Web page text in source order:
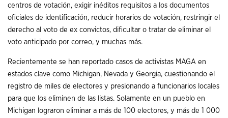
centros de votación, exigir inéditos requisitos a los documentos
oficiales de identificación, reducir horarios de votación, restringir el
derecho al voto de ex convictos, dificultar o tratar de eliminar el
voto anticipado por correo, y muchas más.
Recientemente se han reportado casos de activistas MAGA en
estados clave como Michigan, Nevada y Georgia, cuestionando el
registro de miles de electores y presionando a funcionarios locales
para que los eliminen de las listas. Solamente en un pueblo en
Michigan lograron eliminar a más de 100 electores, y más de 1 000